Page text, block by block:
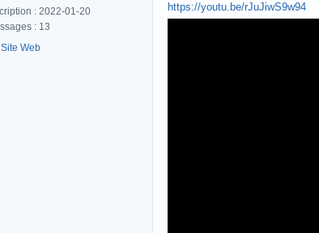
: 2022-01-20
: 13
Site Web
https://youtu.be/rJuJiwS9w94